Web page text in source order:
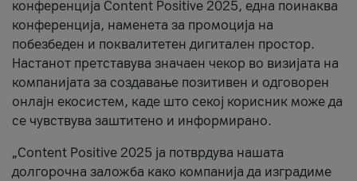
конференција Content Positive 2025, една поинаква
конференција, наменета за промоција на
побезбеден и поквалитетен дигитален простор.
Настанот претставува значаен чекор во визијата на
компанијата за создавање позитивен и одговорен
онлајн екосистем, каде што секој корисник може да
се чувствува заштитено и информирано.
„Content Positive 2025 ја потврдува нашата
долгорочна заложба како компанија да изградиме